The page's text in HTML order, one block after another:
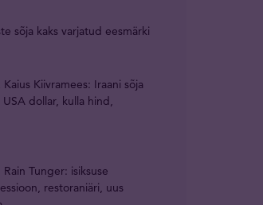
sõja kaks varjatud eesmärki
Kiivramees: Iraani sõja
dollar, kulla hind,
Tunger: isiksuse
restoraniäri, uus